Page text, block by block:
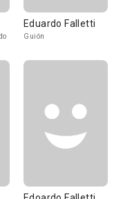
Eduardo Falletti
Guión